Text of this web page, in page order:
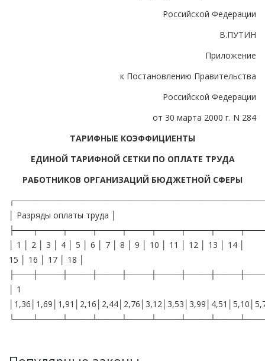
Российской Федерации
В.ПУТИН
Приложение
к Постановлению Правительства
Российской Федерации
от 30 марта 2000 г. N 284
ТАРИФНЫЕ КОЭФФИЦИЕНТЫ
ЕДИНОЙ ТАРИФНОЙ СЕТКИ ПО ОПЛАТЕ ТРУДА
РАБОТНИКОВ ОРГАНИЗАЦИЙ БЮДЖЕТНОЙ СФЕРЫ
│ Разряды оплаты труда │
│ 1 │ 2 │ 3 │ 4 │ 5 │ 6 │ 7 │ 8 │ 9 │ 10 │ 11 │ 12 │ 13 │ 14 │
15 │ 16 │ 17 │ 18 │
│ 1